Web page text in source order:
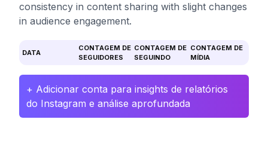
consistency in content sharing with slight changes
in audience engagement.
DATA
CONTAGEM DE
SEGUIDORES
CONTAGEM DE
SEGUINDO
CONTAGEM DE
MÍDIA
+ Adicionar conta para insights de relatórios
do Instagram e análise aprofundada